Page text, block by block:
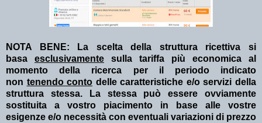
NOTA BENE: La scelta della struttura ricettiva si
basa esclusivamente sulla tariffa più economica al
momento della ricerca per il periodo indicato
non tenendo conto delle caratteristiche e/o servizi della
struttura stessa. La stessa può essere ovviamente
sostituita a vostro piacimento in base alle vostre
esigenze e/o necessità con eventuali variazioni di prezzo